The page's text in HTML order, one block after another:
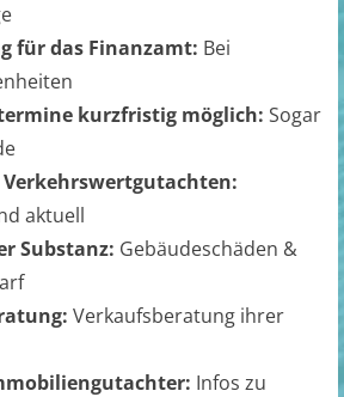
für das Finanzamt: Bei
kurzfristig möglich: Sogar
aktuell
Substanz: Gebäudeschäden &
Verkaufsberatung ihrer
Infos zu